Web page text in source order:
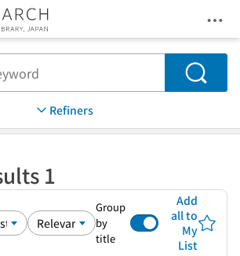
Search
Refiners
1
Group
by
title
Add
all to
My
List